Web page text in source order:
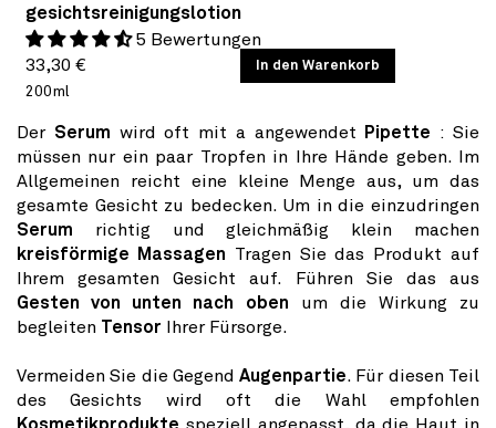
gesichtsreinigungslotion
5 Bewertungen
Normaler
Preis
33,30 €
GRUNDPREIS
/
200ml
In den Warenkorb
Der Serum wird oft mit a angewendet Pipette : Sie
müssen nur ein paar Tropfen in Ihre Hände geben. Im
Allgemeinen reicht eine kleine Menge aus, um das
gesamte Gesicht zu bedecken. Um in die einzudringen
Serum richtig und gleichmäßig klein machen
kreisförmige Massagen Tragen Sie das Produkt auf
Ihrem gesamten Gesicht auf. Führen Sie das aus
Gesten von unten nach oben um die Wirkung zu
begleiten Tensor Ihrer Fürsorge.
Vermeiden Sie die GegendAugenpartie. Für diesen Teil
des Gesichts wird oft die Wahl empfohlen